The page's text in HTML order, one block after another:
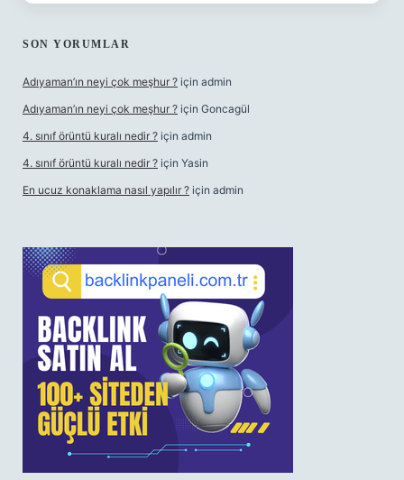
SON YORUMLAR
Adıyaman’ın neyi çok meşhur ? için admin
Adıyaman’ın neyi çok meşhur ? için Goncagül
4. sınıf örüntü kuralı nedir ? için admin
4. sınıf örüntü kuralı nedir ? için Yasin
En ucuz konaklama nasıl yapılır ? için admin